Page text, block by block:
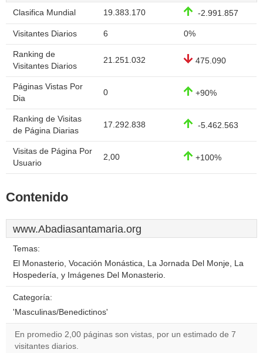
Clasifica Mundial 19.383.170 -2.991.857
Visitantes Diarios 6 0%
Ranking de
Visitantes Diarios
21.251.032 475.090
Páginas Vistas Por
Dia
0 +90%
Ranking de Visitas
de Página Diarias
17.292.838 -5.462.563
Visitas de Página Por
Usuario
2,00 +100%
Contenido
www.Abadiasantamaria.org
Temas:
El Monasterio, Vocación Monástica, La Jornada Del Monje, La
Hospedería, y Imágenes Del Monasterio.
Categoría:
'Masculinas/Benedictinos'
En promedio 2,00 páginas son vistas, por un estimado de 7
visitantes diarios.